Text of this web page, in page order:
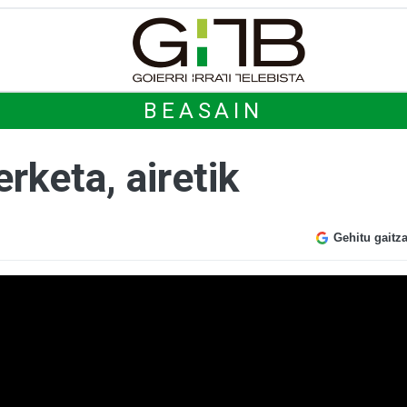
BEASAIN
airetik
Gehitu